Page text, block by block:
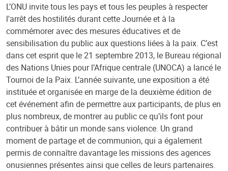
L’ONU invite tous les pays et tous les peuples à respecter
l'arrêt des hostilités durant cette Journée et à la
commémorer avec des mesures éducatives et de
sensibilisation du public aux questions liées à la paix. C’est
dans cet esprit que le 21 septembre 2013, le Bureau régional
des Nations Unies pour l’Afrique centrale (UNOCA) a lancé le
Tournoi de la Paix. L’année suivante, une exposition a été
instituée et organisée en marge de la deuxième édition de
cet événement afin de permettre aux participants, de plus en
plus nombreux, de montrer au public ce qu’ils font pour
contribuer à bâtir un monde sans violence. Un grand
moment de partage et de communion, qui a également
permis de connaître davantage les missions des agences
onusiennes présentes ainsi que celles de leurs partenaires.